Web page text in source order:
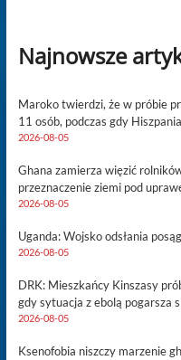
Najnowsze
Maroko twierdzi, że w próbie
11 osób, podczas gdy
2026-08-05
Ghana zamierza więzić
przeznaczenie ziemi pod
2026-08-05
Uganda: Wojsko odsłania
2026-08-05
DRK: Mieszkańcy Kinszasy
gdy sytuacja z ebolą pogarsza
2026-08-05
Ksenofobia niszczy marzenie